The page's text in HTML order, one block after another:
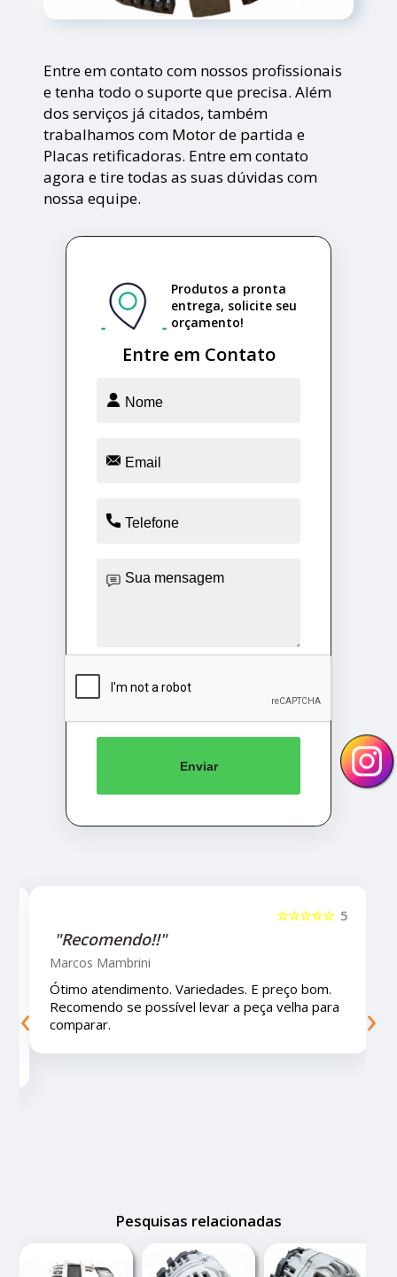
Entre em contato com nossos profissionais
e tenha todo o suporte que precisa. Além
dos serviços já citados, também
trabalhamos com Motor de partida e
Placas retificadoras. Entre em contato
agora e tire todas as suas dúvidas com
nossa equipe.
Entre em Contato
Produtos a pronta
entrega, solicite seu
orçamento!
Enviar
5
☆☆☆☆☆
"Recomendo!!!"
Letícia Brito
Ótimo lugar, vendedores super atenciosos e
educados e preços muito bons!
‹ ›
Pesquisas relacionadas